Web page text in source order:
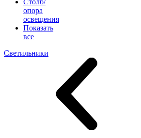
Столб/
опора
освещения
Показать
все
Светильники